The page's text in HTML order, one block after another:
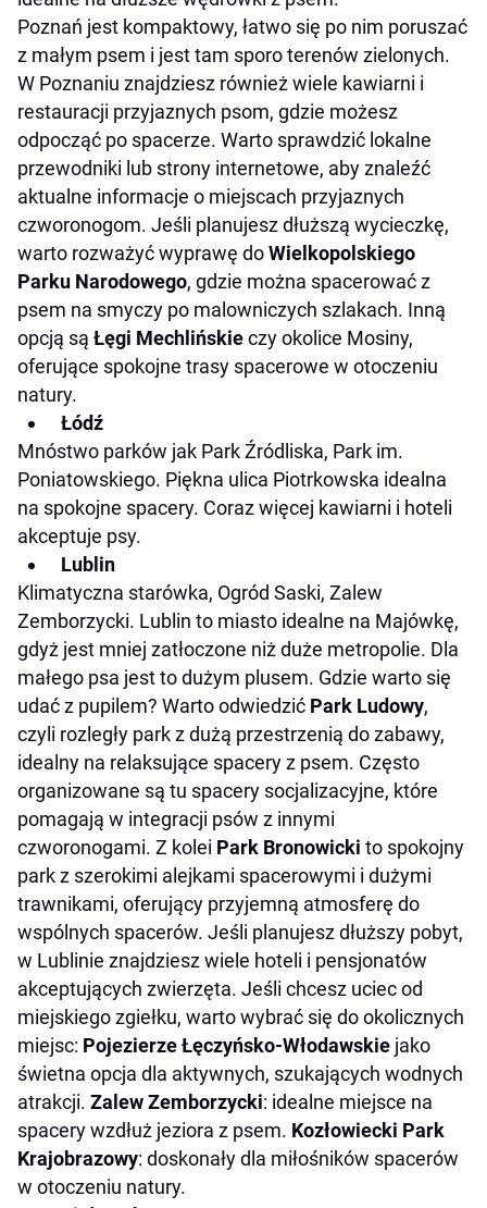
Poznań jest kompaktowy, łatwo się po nim poruszać
z małym psem i jest tam sporo terenów zielonych.
W Poznaniu znajdziesz również wiele kawiarni i
restauracji przyjaznych psom, gdzie możesz
odpocząć po spacerze. Warto sprawdzić lokalne
przewodniki lub strony internetowe, aby znaleźć
aktualne informacje o miejscach przyjaznych
czworonogom.​ Jeśli planujesz dłuższą wycieczkę,
warto rozważyć wyprawę doWielkopolskiego
Parku Narodowego, gdzie można spacerować z
psem na smyczy po malowniczych szlakach. Inną
opcją są Łęgi Mechlińskieczy okolice Mosiny,
oferujące spokojne trasy spacerowe w otoczeniu
natury. ​
Łódź
Mnóstwo parków jak Park Źródliska, Park im.
Poniatowskiego. Piękna ulica Piotrkowska idealna
na spokojne spacery. Coraz więcej kawiarni i hoteli
akceptuje psy.
Lublin
Klimatyczna starówka, Ogród Saski, Zalew
Zemborzycki. Lublin to miasto idealne na Majówkę,
gdyż jest mniej zatłoczone niż duże metropolie. Dla
małego psa jest to dużym plusem. Gdzie warto się
udać z pupilem? Warto odwiedzić Park Ludowy,
czyli rozległy park z dużą przestrzenią do zabawy,
idealny na relaksujące spacery z psem. Często
organizowane są tu spacery socjalizacyjne, które
pomagają w integracji psów z innymi
czworonogami. ​Z kolei Park Bronowicki to spokojny
park z szerokimi alejkami spacerowymi i dużymi
trawnikami, oferujący przyjemną atmosferę do
wspólnych spacerów. Jeśli planujesz dłuższy pobyt,
w Lublinie znajdziesz wiele hoteli i pensjonatów
akceptujących zwierzęta. Jeśli chcesz uciec od
miejskiego zgiełku, warto wybrać się do okolicznych
miejsc:​ Pojezierze Łęczyńsko-Włodawskie jako
świetna opcja dla aktywnych, szukających wodnych
atrakcji. Zalew Zemborzycki: idealne miejsce na
spacery wzdłuż jeziora z psem. ​ Kozłowiecki Park
Krajobrazowy: doskonały dla miłośników spacerów
w otoczeniu natury. ​